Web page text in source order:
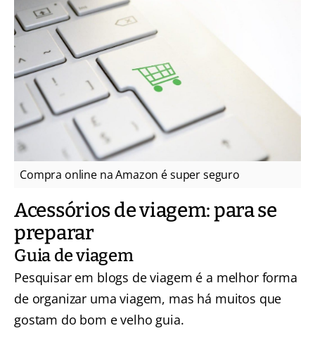
Compra online na Amazon é super seguro
Acessórios de viagem: para se
preparar
Guia de viagem
Pesquisar em blogs de viagem é a melhor forma
de organizar uma viagem, mas há muitos que
gostam do bom e velho guia.